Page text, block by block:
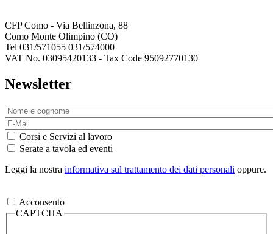
CFP Como - Via Bellinzona, 88
Como Monte Olimpino (CO)
Tel 031/571055 031/574000
VAT No. 03095420133 - Tax Code 95092770130
Newsletter
Corsi e Servizi al lavoro
Serate a tavola ed eventi
Leggi la nostra informativa sul trattamento dei dati personali oppure.
Acconsento
CAPTCHA